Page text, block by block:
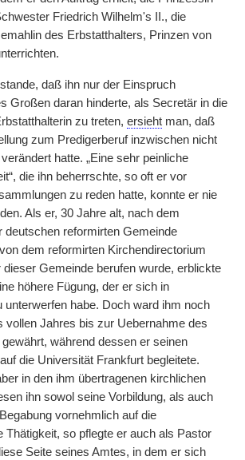
Friedrich Wilhelm's II., die
des Erbstatthalters, Prinzen von
daß ihn nur der Einspruch
Großen daran hinderte, als Secretär in die
zu treten, ersieht man, daß
zum Predigerberuf inzwischen nicht
hatte. „Eine sehr peinliche
die ihn beherrschte, so oft er vor
zu reden hatte, konnte er nie
Als er, 30 Jahre alt, nach dem
deutschen reformirten Gemeinde
dem reformirten Kirchendirectorium
Gemeinde berufen wurde, erblickte
höhere Fügung, der er sich in
unterwerfen habe. Doch ward ihm noch
vollen Jahres bis zur Uebernahme des
während dessen er seinen
die Universität Frankfurt begleitete.
in den ihm übertragenen kirchlichen
ihn sowol seine Vorbildung, als auch
vornehmlich auf die
Thätigkeit, so pflegte er auch als Pastor
Seite seines Amtes, in dem er sich